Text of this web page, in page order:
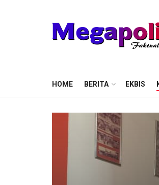
HOME BERITA EKBIS